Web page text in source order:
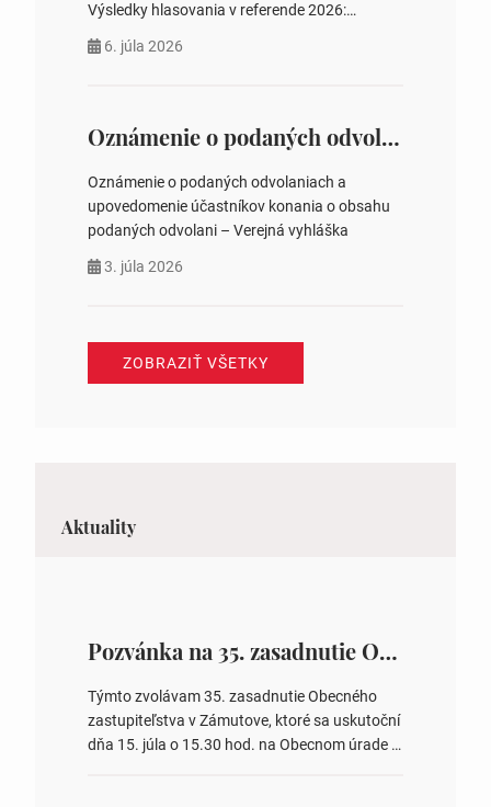
Výsledky hlasovania v referende 2026:
na hlasovaní https://www.volbysr.sk/…
6. júla 2026
Oznámenie o podaných odvolaniach a upovedomenie účastníkov konania o obsahu podaných odvolani – Verejná vyhláška
Oznámenie o podaných odvolaniach a
upovedomenie účastníkov konania o obsahu
podaných odvolani – Verejná vyhláška
3. júla 2026
ZOBRAZIŤ VŠETKY
Aktuality
Pozvánka na 35. zasadnutie OZ v Zámutove
Týmto zvolávam 35. zasadnutie Obecného
zastupiteľstva v Zámutove, ktoré sa uskutoční
dňa 15. júla o 15.30 hod. na Obecnom úrade v